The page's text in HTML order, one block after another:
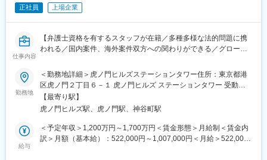
■企業の特徴/魅力
当社はジェネリック医薬品・新薬の両輪で事業拡大中。新体制の
います。
社内ローテーション等に伴う欠員の補充、グローバル化にむけた
■組織に関して：
財務室は資金管理(単体及び子会社)、為替リスク管理が主な業務内
構成されておりますが、キャリア採用が半数以上を占めておりプ
ロパー・中途の垣根のない組織です。
■働き方
・フレックス頻度：各自活用中/柔軟に対応
出張：担当業務によりますが、年に１～２回程度の出張が発生す
正社員 上場企業
仕事内容
【弁護士資格を有するスタッフが在籍／多種多様な法的問題に携
われる／国内案件、海外案件双方への関わりができる／グローバ
達な議論、風通し良好な社風／働き方◎／フレックス制や在宅勤
務制度あり】
■業務概要：
・企業買収、資本出資など国内外の各種投資や提携案件支援
・製品供給契約、代理店契約、業務委託契約などの契約審査を中
心とする契約リスク管理
勤務地
＜勤務地詳細＞虎ノ門ヒルズステーションタワー住所：東京都港
区虎ノ門２丁目６－１ 虎ノ門ヒルズ ステーションタワー 受動喫
煙対策：敷地内喫煙可能場所あり変更の範囲：会社の定める事業
所
【最寄り駅】
虎ノ門ヒルズ駅、虎ノ門駅、神谷町駅
給与
＜予定年収＞1,200万円～1,700万円＜賃金形態＞月給制＜賃金内
訳＞月額（基本給）：522,000円～1,007,000円＜月給＞522,000